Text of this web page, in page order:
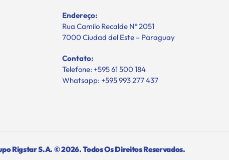
Endereço:
Rua Camilo Recalde Nº 2051
7000 Ciudad del Este – Paraguay
Contato:
Telefone: +595 61 500 184
Whatsapp: +595 993 277 437
Rigstar S.A. © 2026. Todos Os Direitos Reservados.